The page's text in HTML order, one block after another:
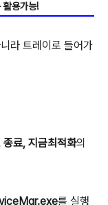
활용가능!
라 트레이로 들어가
종료, 지금최적화의
를 실행